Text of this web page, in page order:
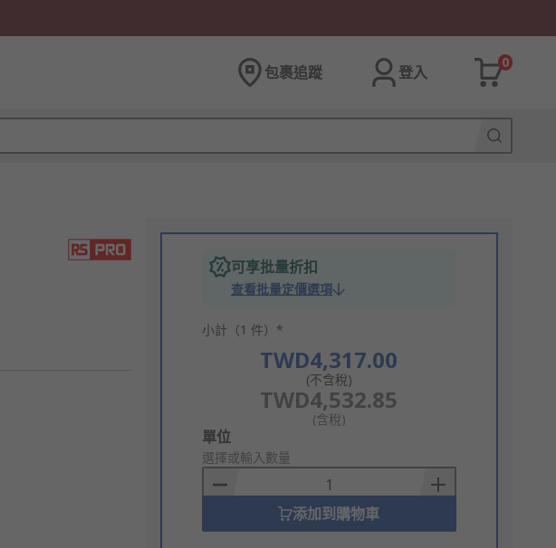
包裹追蹤 登入
0
可享批量折扣
查看批量定價選項
小計（1 件）*
TWD4,317.00
(不含稅)
TWD4,532.85
(含稅)
Add
to
Basket
單位
選擇或輸入數量
添加到購物車